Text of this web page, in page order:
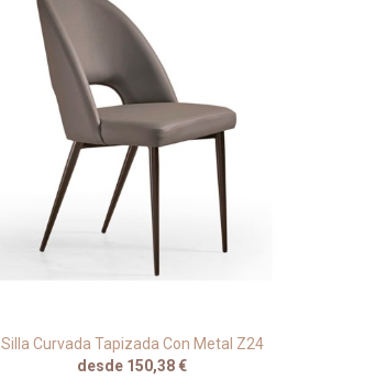
Silla Curvada Tapizada Con Metal Z24
desde 150,38 €